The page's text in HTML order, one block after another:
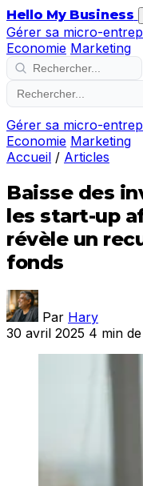
Hello My Business
Gérer sa micro-
Economie Marketing
Gérer sa micro-
Economie Marketing
Accueil / Articles
Baisse des
les start-up
révèle un
fonds
Par Hary
30 avril 2025 4 min